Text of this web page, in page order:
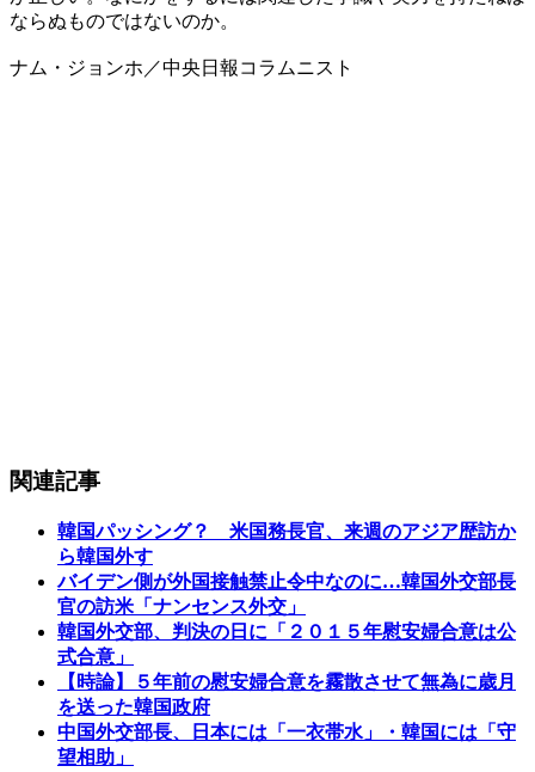
ならぬものではないのか。
ナム・ジョンホ／中央日報コラムニスト
関連記事
韓国パッシング？ 米国務長官、来週のアジア歴訪か
ら韓国外す
バイデン側が外国接触禁止令中なのに…韓国外交部長
官の訪米「ナンセンス外交」
韓国外交部、判決の日に「２０１５年慰安婦合意は公
式合意」
【時論】５年前の慰安婦合意を霧散させて無為に歳月
を送った韓国政府
中国外交部長、日本には「一衣帯水」・韓国には「守
望相助」